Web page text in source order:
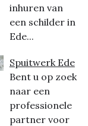
inhuren van
een schilder in
Ede...
Spuitwerk Ede
Bent u op zoek
naar een
professionele
partner voor